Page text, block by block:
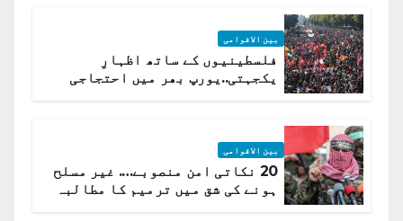
بین الاقوامی
فلسطینیوں کے ساتھ اظہارِ
یکجہتی..یورپ بھر میں احتجاجی
بین الاقوامی
20 نکاتی امن منصوبے…. غیر مسلح
ہونے کی شق میں ترمیم کا مطالبہ